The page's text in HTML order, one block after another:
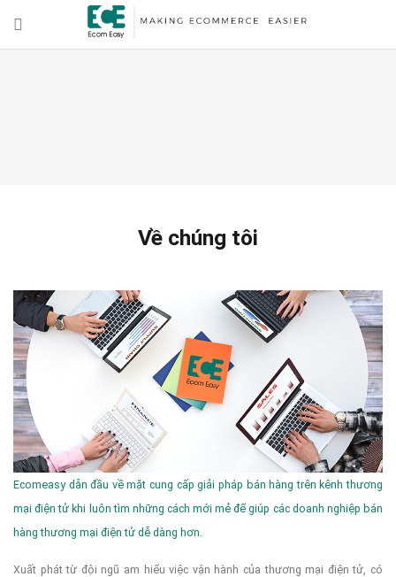
Về chúng tôi
Ecomeasy dẫn đầu về mặt cung cấp giải pháp bán hàng trên kênh thương
mại điện tử khi luôn tìm những cách mới mẻ để giúp các doanh nghiệp bán
hàng thương mại điện tử dễ dàng hơn.
Xuất phát từ đội ngũ am hiểu việc vận hành của thương mại điện tử, có